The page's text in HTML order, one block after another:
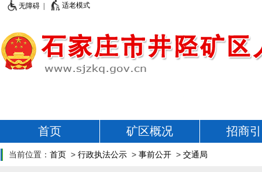
无障碍 | 适老模式
首页 矿区概况 招商
当前位置： 首页 > 行政执法公示 > 事前公开 > 交通局